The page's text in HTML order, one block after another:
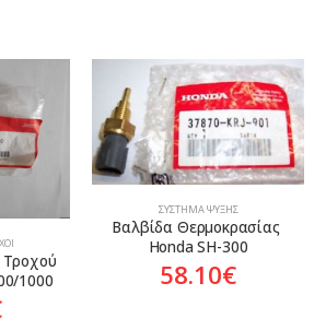
Τροχού
1000
ΣΎΣΤΗΜΑ ΨΎΞΗΣ
Βαλβίδα Θερμοκρασίας
Honda SH-300
58.10€